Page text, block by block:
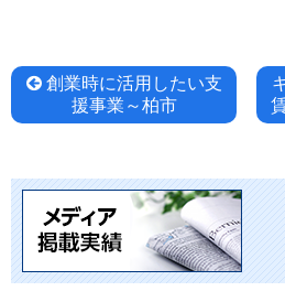
投
ナ
ゲ
創業時に活用したい支
援事業～柏市